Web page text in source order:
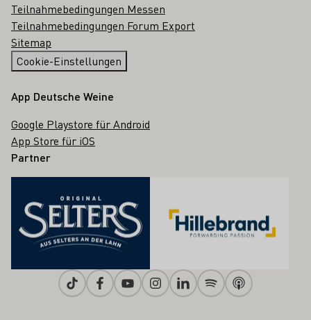
Teilnahmebedingungen Messen
Teilnahmebedingungen Forum Export
Sitemap
Cookie-Einstellungen
App Deutsche Weine
Google Playstore für Android
App Store für iOS
Partner
TiktokFacebookYoutubeInstagramLinkedinSpotifyApple